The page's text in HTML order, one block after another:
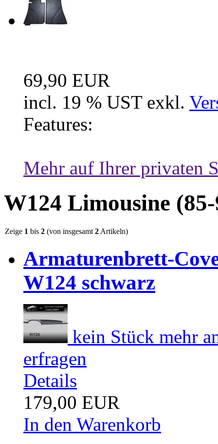
69,90 EUR
incl. 19 % UST exkl.
Features:
Mehr auf Ihrer privaten
W124 Limousine
Zeige 1 bis 2 (von insgesamt 2 Artikeln)
Armaturenbrett-
W124 schwarz
kein Stück mehr
erfragen
Details
179,00 EUR
In den Warenkorb